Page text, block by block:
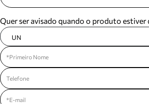
Quer ser avisado quando o produto estiver
UN